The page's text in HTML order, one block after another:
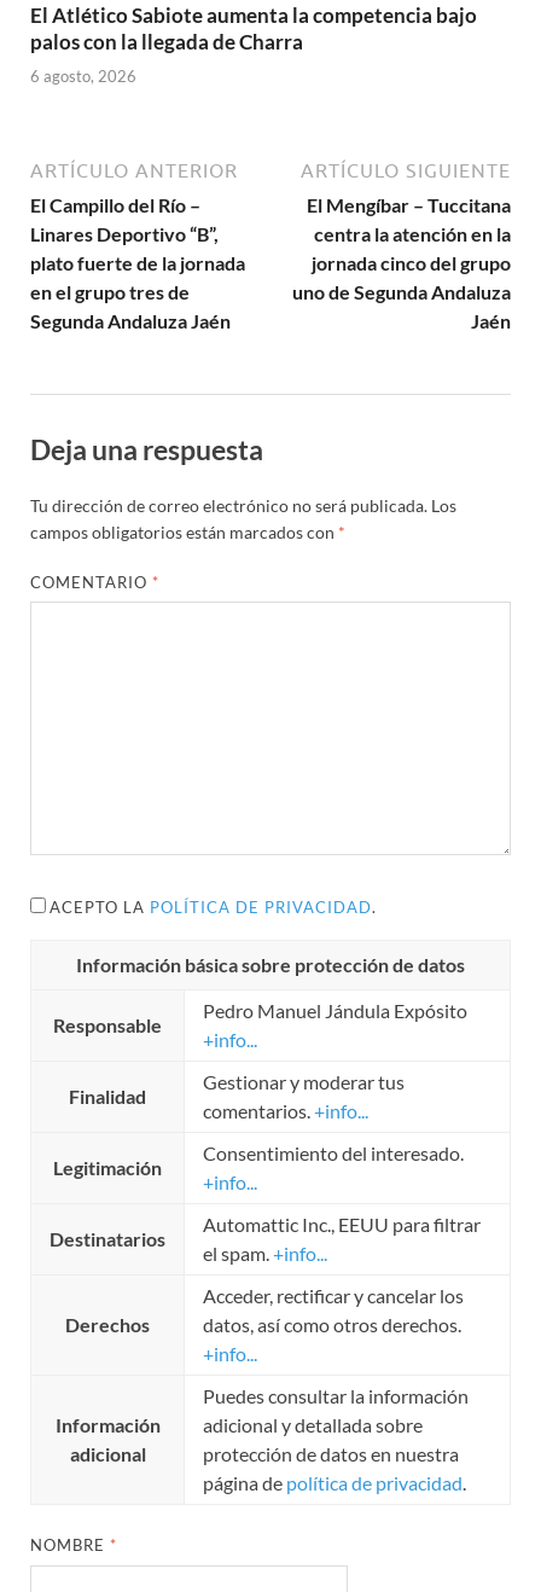
El Atlético Sabiote aumenta la competencia bajo
palos con la llegada de Charra
6 agosto, 2026
ARTÍCULO ANTERIOR
El Campillo del Río –
Linares Deportivo “B”,
plato fuerte de la jornada
en el grupo tres de
Segunda Andaluza Jaén
ARTÍCULO SIGUIENTE
El Mengíbar – Tuccitana
centra la atención en la
jornada cinco del grupo
uno de Segunda Andaluza
Jaén
Deja una respuesta
Tu dirección de correo electrónico no será publicada. Los
campos obligatorios están marcados con *
COMENTARIO *
ACEPTO LA POLÍTICA DE PRIVACIDAD.
Información básica sobre protección de datos
Responsable
Pedro Manuel Jándula Expósito
+info...
Finalidad
Gestionar y moderar tus
comentarios.+info...
Legitimación
Consentimiento del interesado.
+info...
Destinatarios
Automattic Inc., EEUU para filtrar
el spam.+info...
Derechos
Acceder, rectificar y cancelar los
datos, así como otros derechos.
+info...
Información
adicional
Puedes consultar la información
adicional y detallada sobre
protección de datos en nuestra
página de política de privacidad.
NOMBRE *